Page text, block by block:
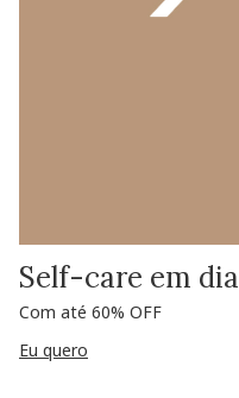
Self-care em dia
Com até 60% OFF
Eu quero